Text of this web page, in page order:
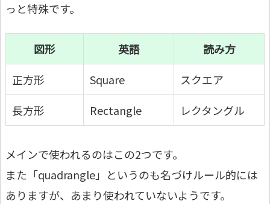
っと特殊です。
図形 英語
読み方
正方形
Square
スクエア
長方形
Rectangle レクタングル
メインで使われるのはこの2つです。
また「quadrangle」というのも名づけルール的には
ありますが、あまり使われていないようです。